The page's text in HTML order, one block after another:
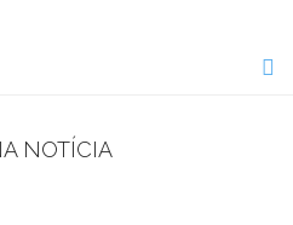
NOTÍCIA